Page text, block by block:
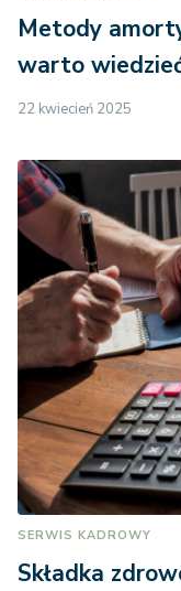
Metody
warto
22 kwiecień 2025
SERWIS KADROWY
Składka